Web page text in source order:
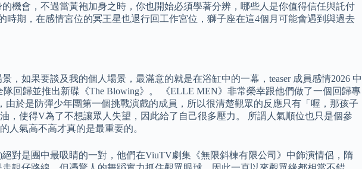
機會，不過當黃袍加身之時，你也開始必須學著分辨，哪些人是你值得信任與託付
期，在感情宮位的冥王星也退行回工作宮位，獅子座在這4個月可能會遇到與過去
如果要談及我的個人場景，最滿意的就是在浴缸中的一幕，teaser 成員感情2026 中
回歸並推出新碟《The Blowing》。 《ELLE MEN》非常榮幸跟他們做了一個回歸專
由於是防彈少年團第一個挑戰演戲的成員，所以很清楚觀眾的反應只有「喔，那孩子
使得V為了不想讓眾人失望，因此給了自己很多壓力。 所謂人氣順位也只是個參
人氣高不高才真的是最重要的。
對是團中最吸睛的一對，他們在ViuTV劇集《無限斜棟有限公司》中飾演情侶，隋